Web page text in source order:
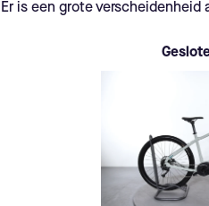
Er is een grote